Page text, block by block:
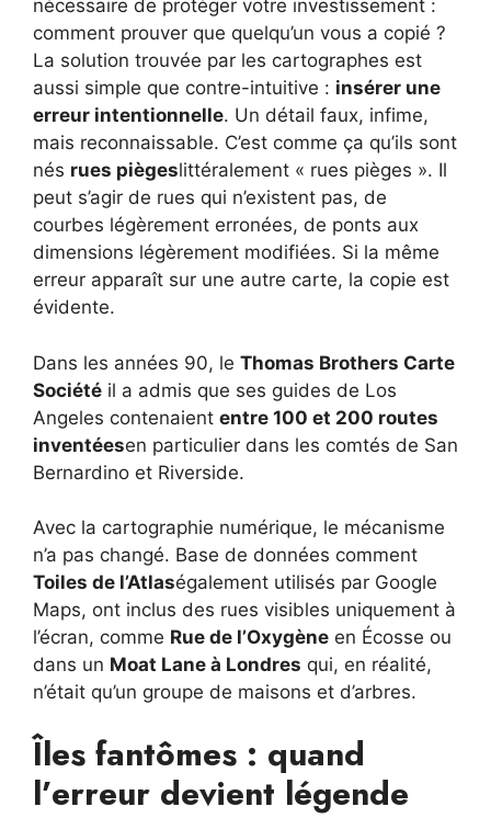
nécessaire de protéger votre investissement :
comment prouver que quelqu’un vous a copié ?
La solution trouvée par les cartographes est
aussi simple que contre-intuitive : insérer une
erreur intentionnelle. Un détail faux, infime,
mais reconnaissable. C’est comme ça qu’ils sont
nés rues piègeslittéralement « rues pièges ». Il
peut s’agir de rues qui n’existent pas, de
courbes légèrement erronées, de ponts aux
dimensions légèrement modifiées. Si la même
erreur apparaît sur une autre carte, la copie est
évidente.
Dans les années 90, le Thomas Brothers Carte
Société il a admis que ses guides de Los
Angeles contenaient entre 100 et 200 routes
inventéesen particulier dans les comtés de San
Bernardino et Riverside.
Avec la cartographie numérique, le mécanisme
n’a pas changé. Base de données comment
Toiles de l’Atlaségalement utilisés par Google
Maps, ont inclus des rues visibles uniquement à
l’écran, comme Rue de l’Oxygène en Écosse ou
dans un Moat Lane à Londres qui, en réalité,
n’était qu’un groupe de maisons et d’arbres.
Îles fantômes : quand
l’erreur devient légende